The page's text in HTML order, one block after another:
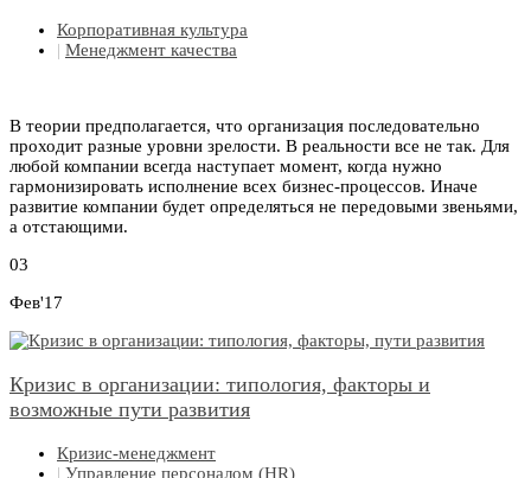
Корпоративная культура
| Менеджмент качества
В теории предполагается, что организация последовательно
проходит разные уровни зрелости. В реальности все не так. Для
любой компании всегда наступает момент, когда нужно
гармонизировать исполнение всех бизнес-процессов. Иначе
развитие компании будет определяться не передовыми звеньями,
а отстающими.
03
Фев'17
Кризис в организации: типология, факторы и
возможные пути развития
Кризис-менеджмент
| Управление персоналом (HR)